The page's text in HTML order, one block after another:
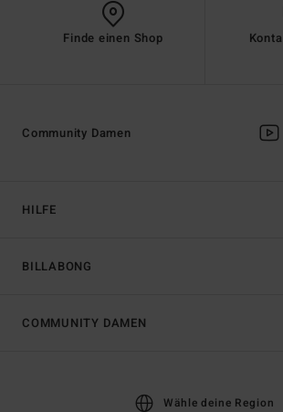
Finde einen Shop
HILFE
BILLABONG
Community Damen
COMMUNITY DAMEN
Wähle deine Region